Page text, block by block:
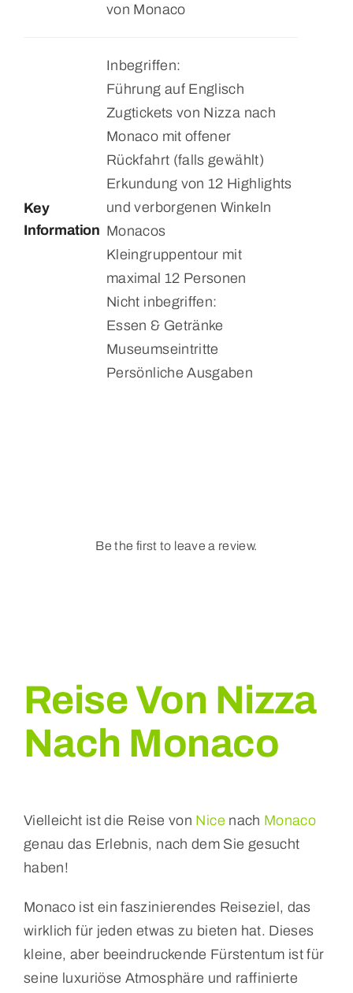
von Monaco
Key
Information
Inbegriffen:
Führung auf Englisch
Zugtickets von Nizza nach
Monaco mit offener
Rückfahrt (falls gewählt)
Erkundung von 12 Highlights
und verborgenen Winkeln
Monacos
Kleingruppentour mit
maximal 12 Personen
Nicht inbegriffen:
Essen & Getränke
Museumseintritte
Persönliche Ausgaben
Be the first to leave a review.
Reise Von Nizza
Nach Monaco
Vielleicht ist die Reise von Nice nach Monaco
genau das Erlebnis, nach dem Sie gesucht
haben!
Monaco ist ein faszinierendes Reiseziel, das
wirklich für jeden etwas zu bieten hat. Dieses
kleine, aber beeindruckende Fürstentum ist für
seine luxuriöse Atmosphäre und raffinierte